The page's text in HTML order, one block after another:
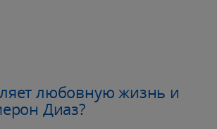
любовную жизнь и
Диаз?